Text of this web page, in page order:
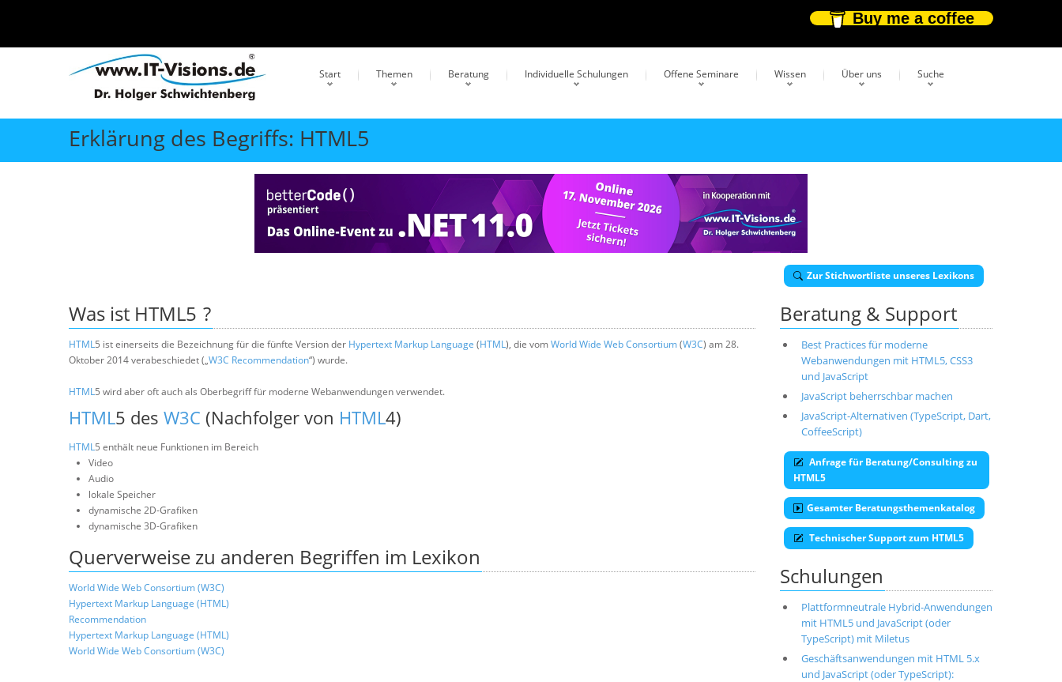
Buy me a coffee
Start Themen Beratung Individuelle Schulungen Offene Seminare Wissen Über uns Suche
Erklärung des Begriffs: HTML5
Zur Stichwortliste unseres Lexikons
Was ist HTML5 ?
HTML5 ist einerseits die Bezeichnung für die fünfte Version der Hypertext Markup Language (HTML), die vomWorld Wide Web Consortium(W3C) am 28.
Oktober 2014 verabeschiedet („W3C Recommendation“) wurde.
HTML5 wird aber oft auch als Oberbegriff für moderne Webanwendungen verwendet.
HTML5 des W3C (Nachfolger von HTML4)
HTML5 enthält neue Funktionen im Bereich
Video
Audio
lokale Speicher
dynamische 2D-Grafiken
dynamische 3D-Grafiken
Querverweise zu anderen Begriffen im Lexikon
World Wide Web Consortium (W3C)
Hypertext Markup Language (HTML)
Recommendation
Hypertext Markup Language (HTML)
World Wide Web Consortium (W3C)
Beratung & Support
Best Practices für moderne
Webanwendungen mit HTML5, CSS3
und JavaScript
JavaScript beherrschbar machen
JavaScript-Alternativen (TypeScript, Dart,
CoffeeScript)
Anfrage für Beratung/Consulting zu
HTML5
Gesamter Beratungsthemenkatalog
Technischer Support zum HTML5
Schulungen
Plattformneutrale Hybrid-Anwendungen
mit HTML5 und JavaScript (oder
TypeScript) mit Miletus
Geschäftsanwendungen mit HTML 5.x
und JavaScript (oder TypeScript):